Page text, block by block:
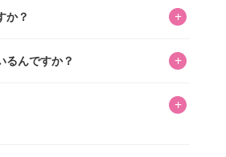
イトです。運営はキャラグッズコレ
、私たちは実際に40,000種のキャラグ
か？ +
で、ほとんど全てのアイテムを購
ンプできます。
るんですか？ +
を超えるほぼすべての写真も、1枚
ちで撮影したものです。さらに、10
+